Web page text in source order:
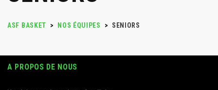
ASF BASKET > NOS ÉQUIPES > SENIORS
A PROPOS DE NOUS